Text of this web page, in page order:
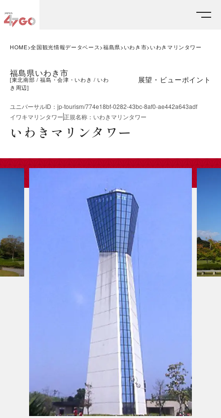
HOME 全国観光情報データベース 福島県 いわき市 いわきマリンタワー
福島県いわき市
[東北南部 福島・会津・いわき
いわ
き周辺]
展望・ビューポイント
ユニバーサルID ： jp-tourism/774e18bf-0282-43bc-8af0-ae442a643adf
イワキマリンタワー正規名称 ： いわきマリンタワー
いわきマリンタワー